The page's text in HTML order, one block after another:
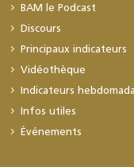
BAM le Podcast
Discours
Principaux indicateurs
Vidéothèque
Indicateurs
Infos utiles
Événements